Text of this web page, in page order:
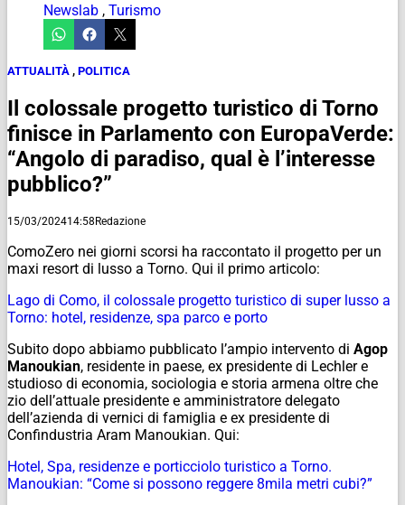
Newslab , Turismo
ATTUALITÀ , POLITICA
Il colossale progetto turistico di Torno
finisce in Parlamento con EuropaVerde:
“Angolo di paradiso, qual è l’interesse
pubblico?”
15/03/202414:58Redazione
ComoZero nei giorni scorsi ha raccontato il progetto per un
maxi resort di lusso a Torno. Qui il primo articolo:
Lago di Como, il colossale progetto turistico di super lusso a
Torno: hotel, residenze, spa parco e porto
Subito dopo abbiamo pubblicato l’ampio intervento di Agop
Manoukian, residente in paese, ex presidente di Lechler e
studioso di economia, sociologia e storia armena oltre che
zio dell’attuale presidente e amministratore delegato
dell’azienda di vernici di famiglia e ex presidente di
Confindustria Aram Manoukian. Qui:
Hotel, Spa, residenze e porticciolo turistico a Torno.
Manoukian: “Come si possono reggere 8mila metri cubi?”